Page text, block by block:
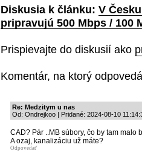
Diskusia k článku: V
pripravujú 500 Mbps / 100
Prispievajte do diskusií ako
Komentár, na ktorý
Re: Medzitym u nas
Od: Ondrejkoo | Pridané: 2024-08-10
CAD? Pár ..MB súbory, čo by tam malo
A ozaj, kanalizáciu už máte?
Odpovedať